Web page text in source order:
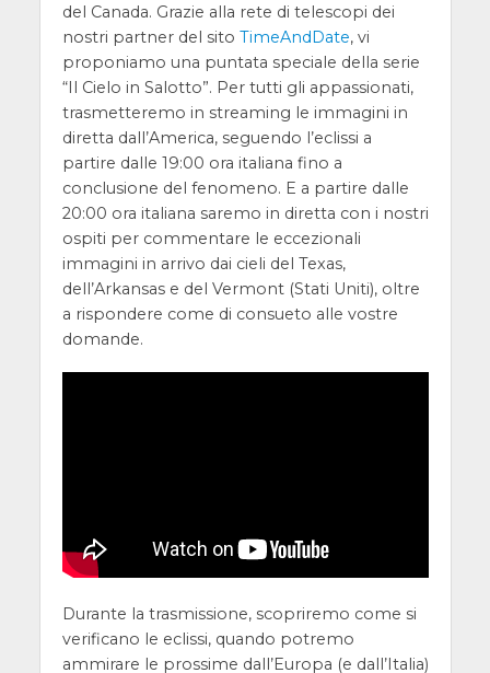
del Canada. Grazie alla rete di telescopi dei
nostri partner del sito TimeAndDate, vi
proponiamo una puntata speciale della serie
“Il Cielo in Salotto”. Per tutti gli appassionati,
trasmetteremo in streaming le immagini in
diretta dall’America, seguendo l’eclissi a
partire dalle 19:00 ora italiana fino a
conclusione del fenomeno. E a partire dalle
20:00 ora italiana saremo in diretta con i nostri
ospiti per commentare le eccezionali
immagini in arrivo dai cieli del Texas,
dell’Arkansas e del Vermont (Stati Uniti), oltre
a rispondere come di consueto alle vostre
domande.
Durante la trasmissione, scopriremo come si
verificano le eclissi, quando potremo
ammirare le prossime dall’Europa (e dall’Italia)